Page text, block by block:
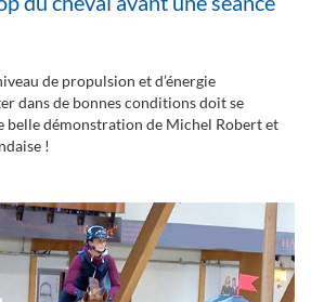
de propulsion et d’énergie
dans de bonnes conditions doit se
belle démonstration de Michel Robert et
!